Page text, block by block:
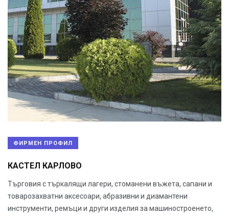
ФИРМЕН ПРОФИЛ
КАСТЕЛ КАРЛОВО
Търговия с търкалящи лагери, стоманени въжета, сапани и
товарозахватни аксесоари, абразивни и диамантени
инструменти, ремъци и други изделия за машиностроенето,